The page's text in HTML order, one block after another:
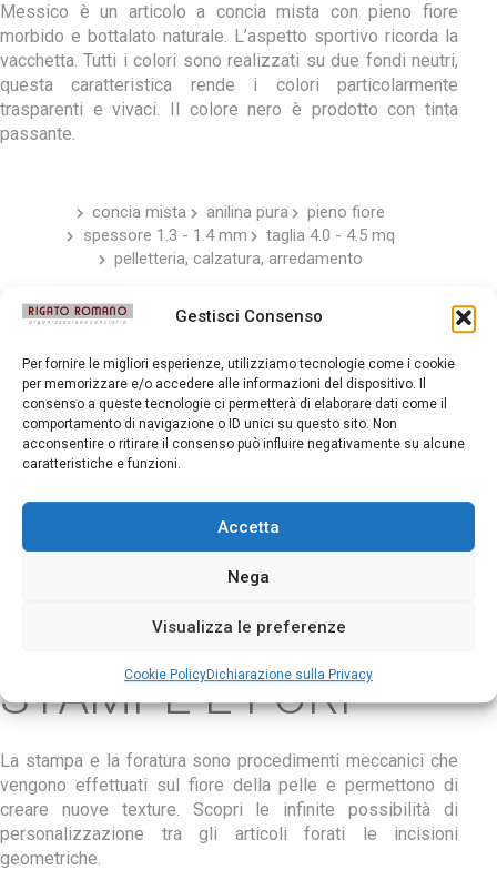
Gestisci Consenso
Per fornire le migliori esperienze, utilizziamo tecnologie come i cookie
per memorizzare e/o accedere alle informazioni del dispositivo. Il
consenso a queste tecnologie ci permetterà di elaborare dati come il
comportamento di navigazione o ID unici su questo sito. Non
acconsentire o ritirare il consenso può influire negativamente su alcune
caratteristiche e funzioni.
Accetta
Nega
Visualizza le preferenze
Cookie PolicyDichiarazione sulla Privacy
Messico è un articolo a concia mista con pieno fiore
morbido e bottalato naturale. L’aspetto sportivo ricorda la
vacchetta. Tutti i colori sono realizzati su due fondi neutri,
questa caratteristica rende i colori particolarmente
trasparenti e vivaci. Il colore nero è prodotto con tinta
passante.
concia mista anilina pura
pieno fiore
spessore 1.3 - 1.4 mm
taglia 4.0 - 4.5 mq
pelletteria, calzatura, arredamento
STAMPE E FORI
La stampa e la foratura sono procedimenti meccanici che
vengono effettuati sul fiore della pelle e permettono di
creare nuove texture. Scopri le infinite possibilità di
personalizzazione tra gli articoli forati le incisioni
geometriche.